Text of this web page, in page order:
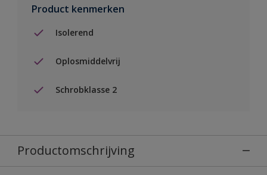
Product kenmerken
Isolerend
Oplosmiddelvrij
Schrobklasse 2
Productomschrijving